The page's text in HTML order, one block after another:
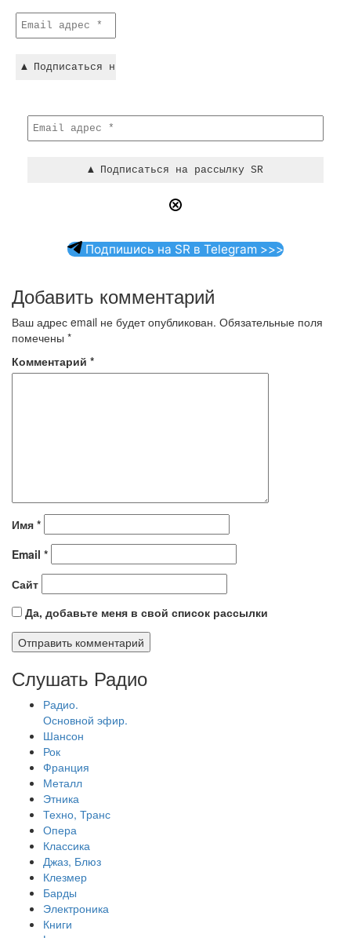
Подпишись на SR в Telegram >>>
Добавить комментарий
Ваш адрес email не будет опубликован. Обязательные поля
помечены *
Комментарий *
Имя *
Email *
Сайт
Да, добавьте меня в свой список рассылки
Слушать Радио
Радио.
Основной эфир.
Шансон
Рок
Франция
Металл
Этника
Техно, Транс
Опера
Классика
Джаз, Блюз
Клезмер
Барды
Электроника
Книги